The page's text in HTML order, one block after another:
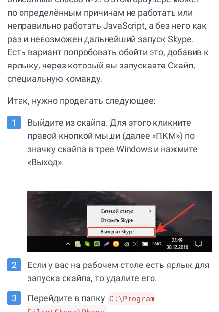
по определённым причинам не работать или
неправильно работать JavaScript, а без него как
раз и невозможен дальнейший запуск Skype.
Есть вариант попробовать обойти это, добавив к
ярлыку, через который вы запускаете Скайп,
специальную команду.
Итак, нужно проделать следующее:
Выйдите из скайпа. Для этого кликните
правой кнопкой мыши (далее «ПКМ») по
значку скайпа в трее Windows и нажмите
«Выход».
Если у вас на рабочем столе есть ярлык для
запуска скайпа, то удалите его.
Перейдите в папку C:\Program